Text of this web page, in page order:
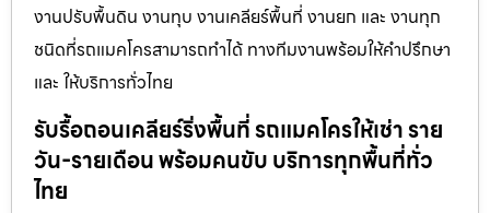
งานปรับพื้นดิน งานทุบ งานเคลียร์พื้นที่ งานยก และ งานทุก
ชนิดที่รถแมคโครสามารถทำได้ ทางทีมงานพร้อมให้คำปรึกษา
และ ให้บริการทั่วไทย
รับรื้อถอนเคลียร์ริ่งพื้นที่ รถแมคโครให้เช่า ราย
วัน-รายเดือน พร้อมคนขับ บริการทุกพื้นที่ทั่ว
ไทย